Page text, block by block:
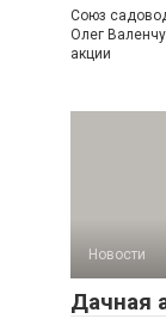
Союз
Олег
акции
Новости
Дачная